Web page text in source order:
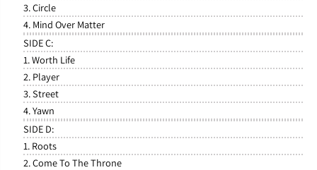
3. Circle
4. Mind Over Matter
SIDE C:
1. Worth Life
2. Player
3. Street
4. Yawn
SIDE D:
1. Roots
2. Come To The Throne